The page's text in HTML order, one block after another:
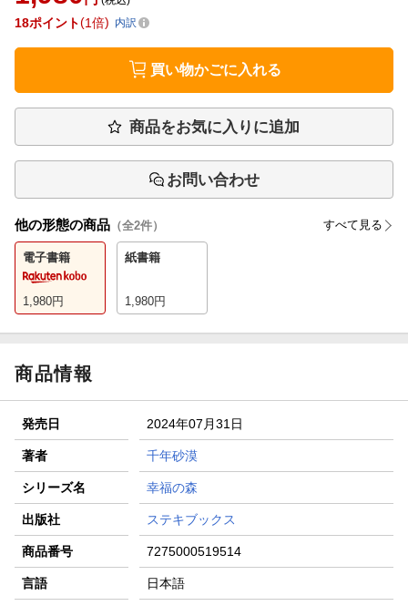
18ポイント 1倍 内訳
買い物かごに入れる
商品をお気に入りに追加
お問い合わせ
他の形態の商品 （全2件） すべて見る
電子書籍
1,980円
紙書籍
1,980円
商品情報
発売日 2024年07月31日
著者 千年砂漠
シリーズ名 幸福の森
出版社 ステキブックス
商品番号 7275000519514
言語 日本語